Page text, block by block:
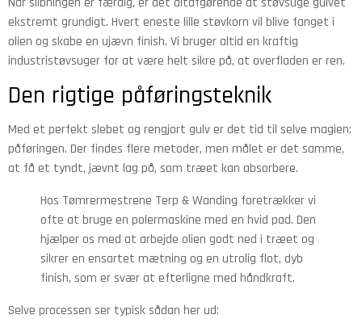
ekstremt grundigt. Hvert eneste lille støvkorn vil blive fanget i
olien og skabe en ujævn finish. Vi bruger altid en kraftig
industristøvsuger for at være helt sikre på, at overfladen er ren.
Den rigtige påføringsteknik
Med et perfekt slebet og rengjort gulv er det tid til selve magien:
påføringen. Der findes flere metoder, men målet er det samme,
at få et tyndt, jævnt lag på, som træet kan absorbere.
Hos Tømrermestrene Terp & Wanding foretrækker vi
ofte at bruge en polermaskine med en hvid pad. Den
hjælper os med at arbejde olien godt ned i træet og
sikrer en ensartet mætning og en utrolig flot, dyb
finish, som er svær at efterligne med håndkraft.
Selve processen ser typisk sådan her ud: